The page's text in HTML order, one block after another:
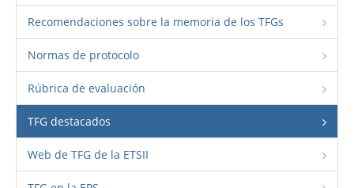
Recomendaciones sobre la memoria de los TFGs
Normas de protocolo
Rúbrica de evaluación
TFG destacados
Web de TFG de la ETSII